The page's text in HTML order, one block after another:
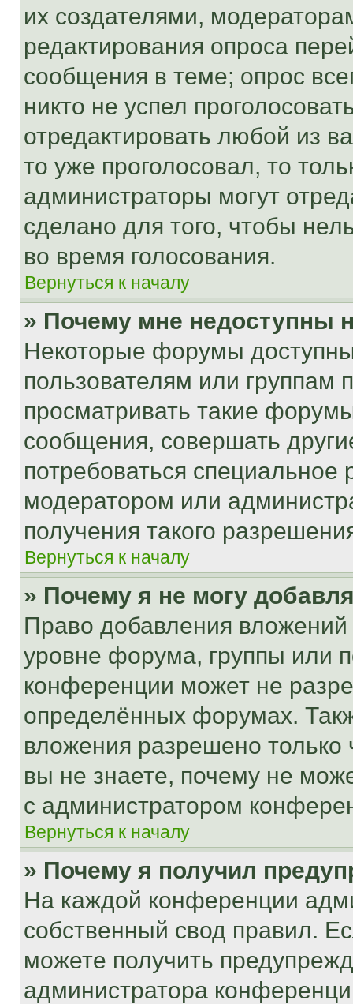
их создателями,
редактирования опроса
сообщения в теме; опрос
никто не успел
отредактировать любой из
то уже проголосовал, то
администраторы могут
сделано для того, чтобы
во время голосования.
Вернуться к началу
» Почему мне недоступны
Некоторые форумы
пользователям или группам
просматривать такие
сообщения, совершать
потребоваться
модератором или
получения такого
Вернуться к началу
» Почему я не могу
Право добавления
уровне форума, группы или
конференции может не
определённых форумах.
вложения разрешено
вы не знаете, почему не
с администратором
Вернуться к началу
» Почему я получил
На каждой конференции
собственный свод правил.
можете получить
администратора